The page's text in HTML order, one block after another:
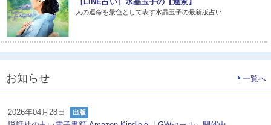
人の運命を景色として表す水晶玉子の最新版占い
お知らせ 一覧へ
2026年04月28日 出版